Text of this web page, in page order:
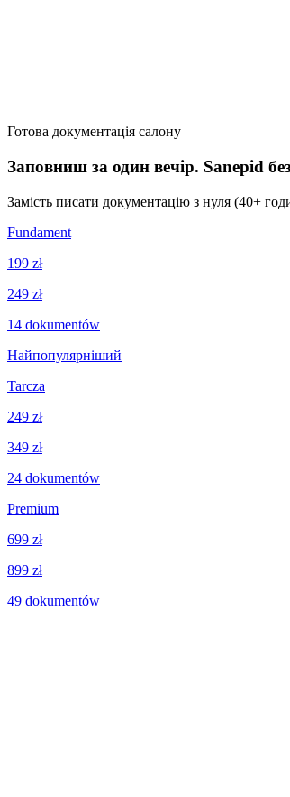
Готова документація салону
Заповниш за один вечір. Sanepid без
Замість писати документацію з нуля (40+
Fundament
199 zł
249 zł
14 dokumentów
Найпопулярніший
Tarcza
249 zł
349 zł
24 dokumentów
Premium
699 zł
899 zł
49 dokumentów